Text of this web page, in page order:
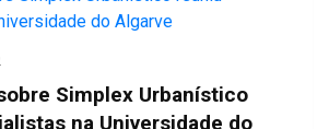
Simplex Urbanístico
na Universidade do